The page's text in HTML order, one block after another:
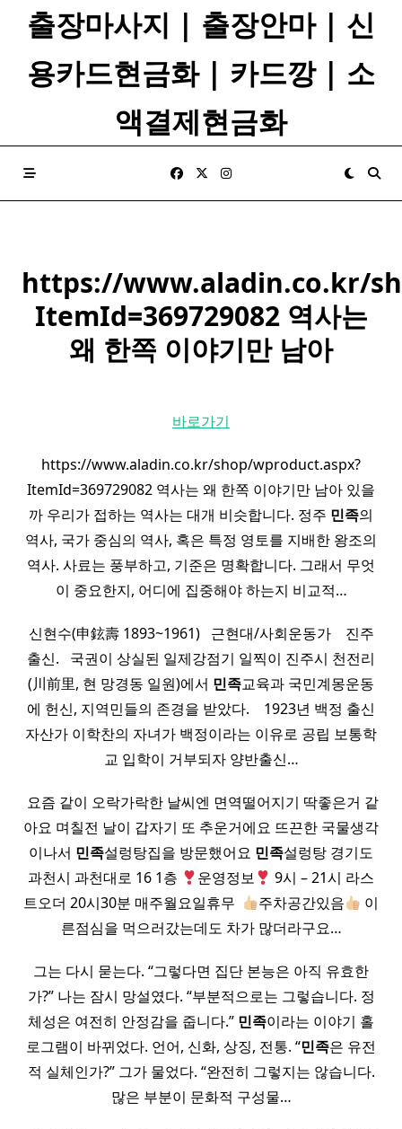
출장마사지 | 출장안마 | 신
용카드현금화 | 카드깡 | 소
액결제현금화
https://www.aladin.co.kr/
ItemId=369729082 역사는
왜 한쪽 이야기만 남아
바로가기
https://www.aladin.co.kr/shop/wproduct.aspx?
ItemId=369729082 역사는 왜 한쪽 이야기만 남아 있을
까 우리가 접하는 역사는 대개 비슷합니다. 정주 민족의
역사, 국가 중심의 역사, 혹은 특정 영토를 지배한 왕조의
역사. 사료는 풍부하고, 기준은 명확합니다. 그래서 무엇
이 중요한지, 어디에 집중해야 하는지 비교적…
신현수(申鉉壽 1893~1961) ​ ​ 근현대/사회운동가 ​ ​ ​ 진주
출신. ​ ​ 국권이 상실된 일제강점기 일찍이 진주시 천전리
(川前里, 현 망경동 일원)에서 민족교육과 국민계몽운동
에 헌신, 지역민들의 존경을 받았다. ​ ​ ​ 1923년 백정 출신
자산가 이학찬의 자녀가 백정이라는 이유로 공립 보통학
교 입학이 거부되자 양반출신…
​ 요즘 같이 오락가락한 날씨엔 면역떨어지기 딱좋은거 같
아요 며칠전 날이 갑자기 또 추운거에요 뜨끈한 국물생각
이나서 민족설렁탕집을 방문했어요 민족설렁탕 경기도
과천시 과천대로 16 1층
운영정보
9시 – 21시 라스
트오더 20시30분 매주월요일휴무 ​
주차공간있음
이
른점심을 먹으러갔는데도 차가 많더라구요…
그는 다시 묻는다. “그렇다면 집단 본능은 아직 유효한
가?” 나는 잠시 망설였다. “부분적으로는 그렇습니다. 정
체성은 여전히 안정감을 줍니다.” 민족이라는 이야기 홀
로그램이 바뀌었다. 언어, 신화, 상징, 전통. “민족은 유전
적 실체인가?” 그가 물었다. “완전히 그렇지는 않습니다.
많은 부분이 문화적 구성물…